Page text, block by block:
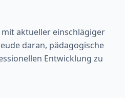
aktueller einschlägiger
daran, pädagogische
Entwicklung zu